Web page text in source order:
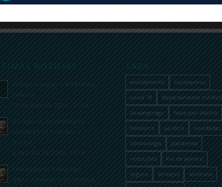
NOTÍCIAS
Dia do Hoteleiro do Rio de
Janeiro
29 de julho de 2026 - 15:23
Recuperação tributária
rende R$ 37 milhões a
hotéis
8 de julho de 2026 - 19:59
Feriadão de São Jorge
deve aquecer a economia
TAGS
atendimento coronavírus
covid-19 departamento médico
desemprego fique por dentro
hoteleiro jurídico novidades
odontologia pandemia
restrições Rio de Janeiro
seguro serviços sindicato